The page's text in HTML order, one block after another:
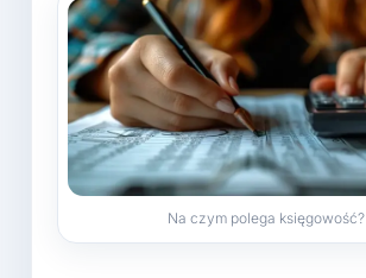
Na czym polega księgowość?